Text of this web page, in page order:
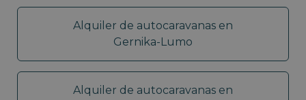
Alquiler de autocaravanas en
Gernika-Lumo
Alquiler de autocaravanas en